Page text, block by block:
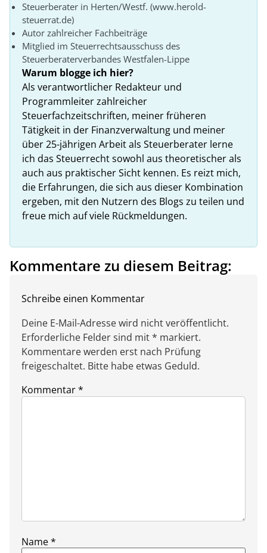
Steuerberater in Herten/Westf. (www.herold-
steuerrat.de)
Autor zahlreicher Fachbeiträge
Mitglied im Steuerrechtsausschuss des
Steuerberaterverbandes Westfalen-Lippe
Warum blogge ich hier?
Als verantwortlicher Redakteur und
Programmleiter zahlreicher
Steuerfachzeitschriften, meiner früheren
Tätigkeit in der Finanzverwaltung und meiner
über 25-jährigen Arbeit als Steuerberater lerne
ich das Steuerrecht sowohl aus theoretischer als
auch aus praktischer Sicht kennen. Es reizt mich,
die Erfahrungen, die sich aus dieser Kombination
ergeben, mit den Nutzern des Blogs zu teilen und
freue mich auf viele Rückmeldungen.
Kommentare zu diesem Beitrag:
Schreibe einen Kommentar
Deine E-Mail-Adresse wird nicht veröffentlicht.
Erforderliche Felder sind mit * markiert.
Kommentare werden erst nach Prüfung
freigeschaltet. Bitte habe etwas Geduld.
Kommentar*
Name*